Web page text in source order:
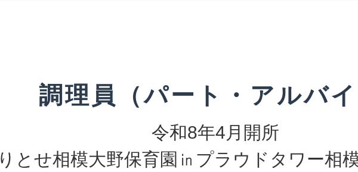
調理員（パート・アルバ
令和8年4月開所
りとせ相模大野保育園 ㏌プラウドタワー相